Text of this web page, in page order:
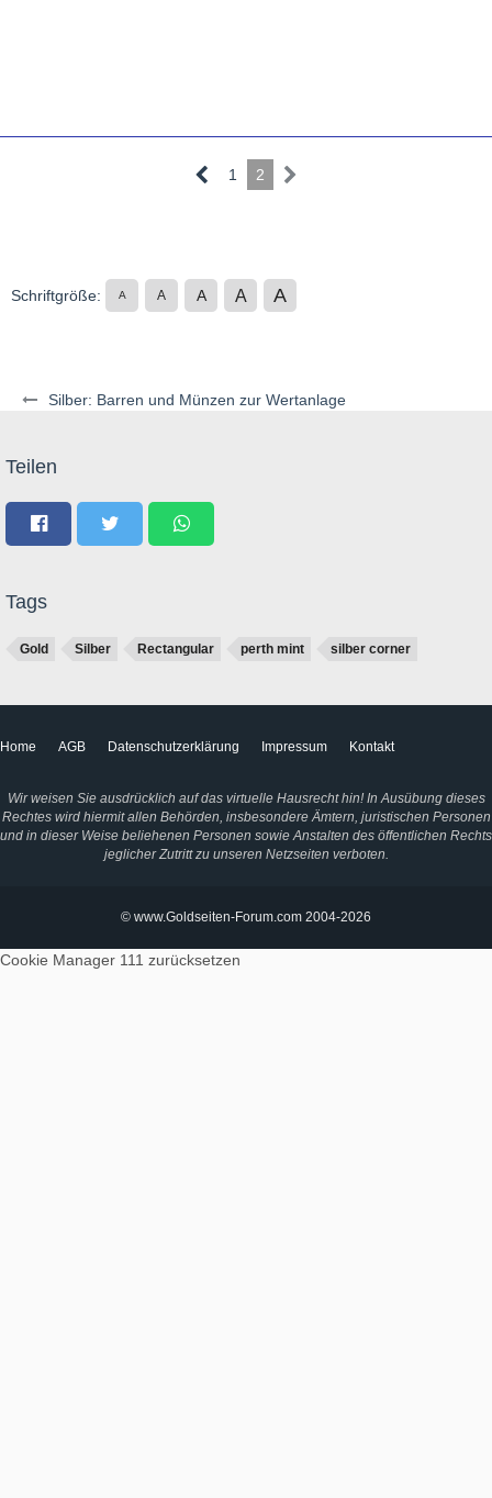
Silber: Barren und Münzen zur Wertanlage
1 2
Schriftgröße: A A A A A
Teilen
Tags
Gold Silber Rectangular perth mint silber corner
Home AGB Datenschutzerklärung Impressum Kontakt
Wir weisen Sie ausdrücklich auf das virtuelle Hausrecht hin! In Ausübung dieses
Rechtes wird hiermit allen Behörden, insbesondere Ämtern, juristischen Personen
und in dieser Weise beliehenen Personen sowie Anstalten des öffentlichen Rechts
jeglicher Zutritt zu unseren Netzseiten verboten.
© www.Goldseiten-Forum.com 2004-2026
Cookie Manager 111 zurücksetzen